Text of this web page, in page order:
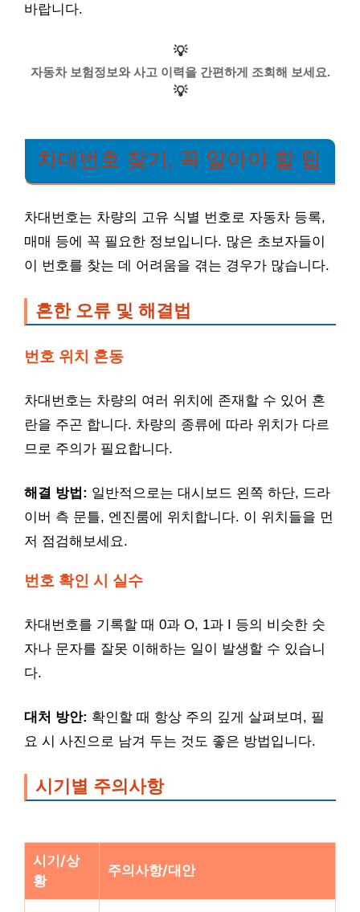
바랍니다.
💡
자동차 보험정보와 사고 이력을 간편하게 조회해 보세요.
💡
차대번호 찾기, 꼭 알아야 할 팁
차대번호는 차량의 고유 식별 번호로 자동차 등록,
매매 등에 꼭 필요한 정보입니다. 많은 초보자들이
이 번호를 찾는 데 어려움을 겪는 경우가 많습니다.
흔한 오류 및 해결법
번호 위치 혼동
차대번호는 차량의 여러 위치에 존재할 수 있어 혼
란을 주곤 합니다. 차량의 종류에 따라 위치가 다르
므로 주의가 필요합니다.
해결 방법: 일반적으로는 대시보드 왼쪽 하단, 드라
이버 측 문틀, 엔진룸에 위치합니다. 이 위치들을 먼
저 점검해보세요.
번호 확인 시 실수
차대번호를 기록할 때 0과 O, 1과 I 등의 비슷한 숫
자나 문자를 잘못 이해하는 일이 발생할 수 있습니
다.
대처 방안: 확인할 때 항상 주의 깊게 살펴보며, 필
요 시 사진으로 남겨 두는 것도 좋은 방법입니다.
시기별 주의사항
시기/상
황
주의사항/대안